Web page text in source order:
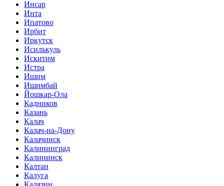
Инсар
Инта
Ипатово
Ирбит
Иркутск
Исилькуль
Искитим
Истра
Ишим
Ишимбай
Йошкар-Ола
Кадников
Казань
Калач
Калач-на-Дону
Калачинск
Калининград
Калининск
Калтан
Калуга
Калязин